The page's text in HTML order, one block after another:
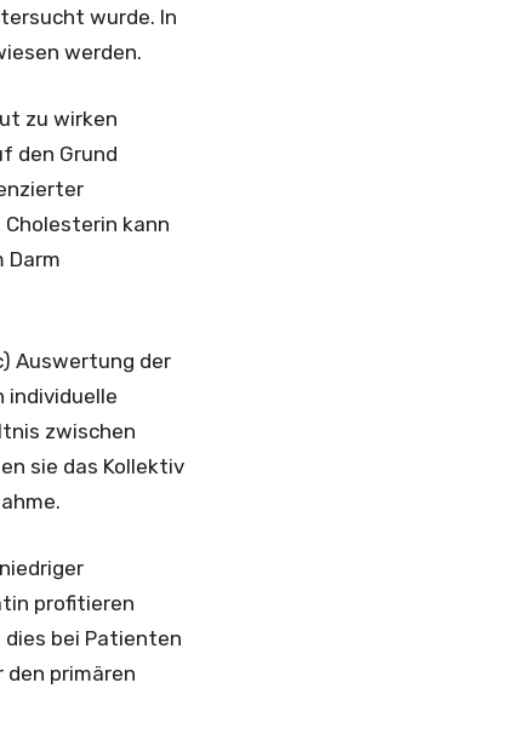
wurde. In
werden.
zu wirken
den Grund
kann
Darm
Auswertung der
individuelle
zwischen
sie das Kollektiv
profitieren
dies bei Patienten
primären